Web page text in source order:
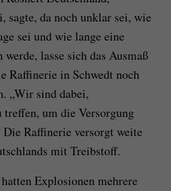
sagte, da noch unklar sei, wie
sei und wie lange eine
werde, lasse sich das Ausmaß
Raffinerie in Schwedt noch
„Wir sind dabei,
treffen, um die Versorgung
Raffinerie versorgt weite
mit Treibstoff.
Explosionen mehrere